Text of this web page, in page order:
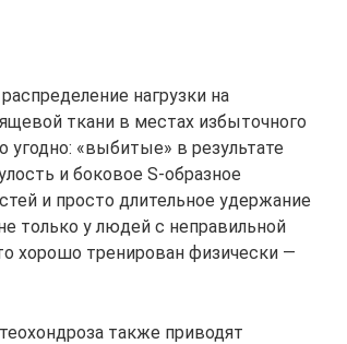
нагрузки на
ткани в местах избыточного
«выбитые» в результате
и боковое S-образное
и просто длительное удержание
только у людей с неправильной
хорошо тренирован физически —
также приводят